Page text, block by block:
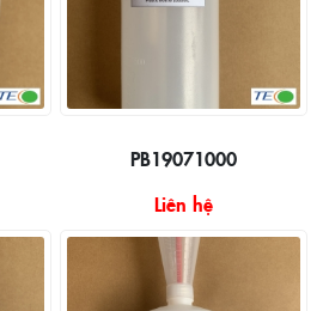
PB19071000
Liên hệ